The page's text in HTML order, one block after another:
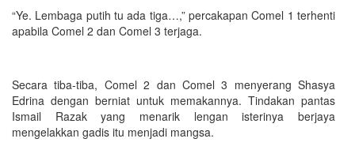
“Ye. Lembaga putih tu ada tiga…,” percakapan Comel 1 terhenti
apabila Comel 2 dan Comel 3 terjaga.
Secara tiba-tiba, Comel 2 dan Comel 3 menyerang Shasya
Edrina dengan berniat untuk memakannya. Tindakan pantas
Ismail Razak yang menarik lengan isterinya berjaya
mengelakkan gadis itu menjadi mangsa.